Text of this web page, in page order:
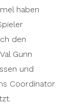
haben
den
Gunn
und
Coordinator